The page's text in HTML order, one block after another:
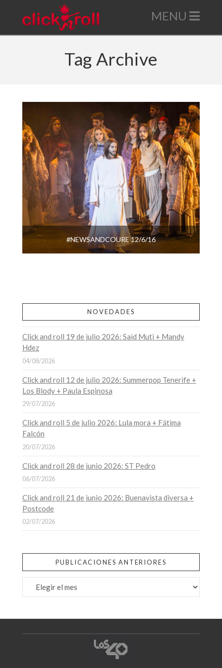
Tag Archive
#NEWSANDCOURE 12/6/16
NOVEDADES
Click and roll 19 de julio 2026: Said Muti + Mandy
Hdez
04/08/2026
Click and roll 12 de julio 2026: Summerpop Tenerife +
Los Blody + Paula Espinosa
29/07/2026
Click and roll 5 de julio 2026: Lula mora + Fátima
Falcón
20/07/2026
Click and roll 28 de junio 2026: ST Pedro
06/07/2026
Click and roll 21 de junio 2026: Buenavista diversa +
Postcode
02/07/2026
PUBLICACIONES ANTERIORES
Publicaciones
anteriores